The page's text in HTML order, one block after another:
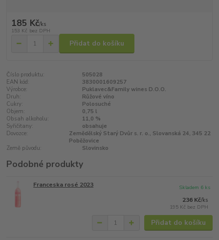
185 Kč/ks
153 Kč bez DPH
Přidat do košíku
Číslo produktu:
505028
EAN kód:
3830001609257
Výrobce:
Puklavec&Family wines D.O.O.
Druh:
Růžové víno
Cukry:
Polosuché
Objem:
0,75 l
Obsah alkoholu:
11,0 %
Syřičitany:
obsahuje
Dovozce:
Zemědělský Starý Dvůr s. r. o., Slovanská 24, 345 22
Poběžovice
Země původu:
Slovinsko
Podobné produkty
Franceska rosé 2023
236 Kč/ks
195 Kč bez DPH
Skladem 6 ks
Přidat do košíku